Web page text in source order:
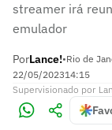
streamer irá
emulador
PorLance!•Rio de
22/05/202314:15
Supervisionado por